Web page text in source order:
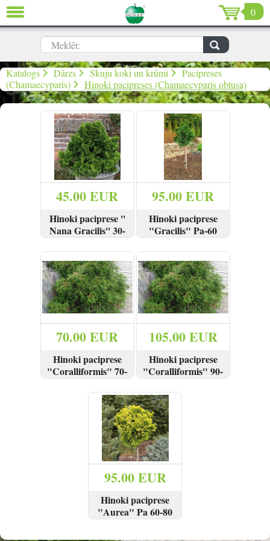
0
Meklēt:
Katalogs Dārzs Skuju koki un krūmi
Pacipreses
(Chamaecyparis)
Hinoki pacipreses (Chamaecyparis obtusa)
45.00 EUR
Hinoki paciprese ''
Nana Gracilis'' 30-
40 cm
SKATĪT PIRKT
95.00 EUR
Hinoki paciprese
"Gracilis" Pa-60
cm
SKATĪT PIRKT
70.00 EUR
Hinoki paciprese
"Coralliformis" 70-
90 cm
PIRKT
105.00 EUR
Hinoki paciprese
"Coralliformis" 90-
120 cm
SKATĪT
95.00 EUR
Hinoki paciprese
"Aurea" Pa 60-80
cm
AIZVĒRT
Dārzs (637)
Māja (198)
De Luxe (15)
Izpārdošana (59)
Ziemassvētki & Jaunais gads (96)
Ielogoties
Reģistrēties